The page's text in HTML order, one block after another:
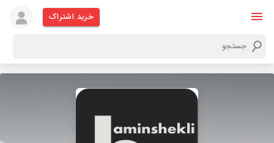
خرید اشتراک